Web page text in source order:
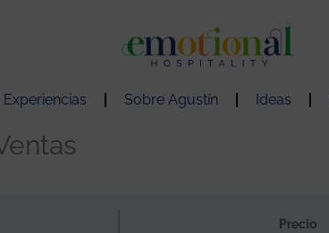
Experiencias Sobre Agustín Ideas
Precio